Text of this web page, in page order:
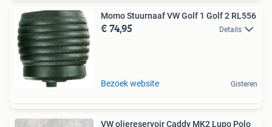
Momo Stuurnaaf VW Golf 1 Golf 2 RL556
€ 74,95 Details
Bezoek website Gisteren
VW oliereservoir Caddy MK2 Lupo Polo